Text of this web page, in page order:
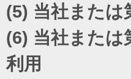
(5) 当社または
(6) 当社または
利用